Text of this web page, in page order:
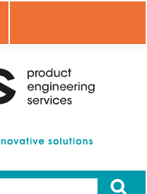
Apply